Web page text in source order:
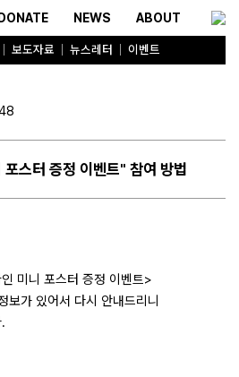
DONATE NEWS ABOUT
보도자료 뉴스레터 이벤트
스터 증정 이벤트" 참여 방법
미니 포스터 증정 이벤트>
보가 있어서 다시 안내드리니